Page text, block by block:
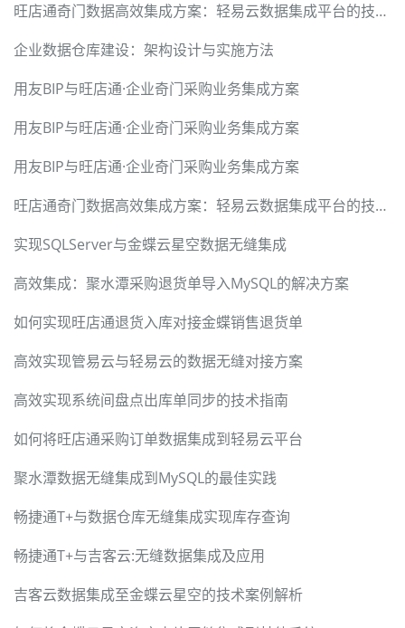
旺店通奇门数据高效集成方案：轻易云数据集成平台的技术实现
企业数据仓库建设：架构设计与实施方法
用友BIP与旺店通·企业奇门采购业务集成方案
用友BIP与旺店通·企业奇门采购业务集成方案
用友BIP与旺店通·企业奇门采购业务集成方案
旺店通奇门数据高效集成方案：轻易云数据集成平台的技术实现
实现SQLServer与金蝶云星空数据无缝集成
高效集成：聚水潭采购退货单导入MySQL的解决方案
如何实现旺店通退货入库对接金蝶销售退货单
高效实现管易云与轻易云的数据无缝对接方案
高效实现系统间盘点出库单同步的技术指南
如何将旺店通采购订单数据集成到轻易云平台
聚水潭数据无缝集成到MySQL的最佳实践
畅捷通T+与数据仓库无缝集成实现库存查询
畅捷通T+与吉客云:无缝数据集成及应用
吉客云数据集成至金蝶云星空的技术案例解析